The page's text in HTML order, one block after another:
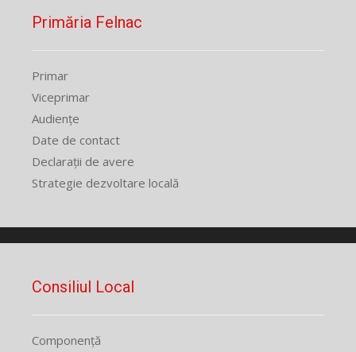
Primăria Felnac
Primar
Viceprimar
Audiențe
Date de contact
Declarații de avere
Strategie dezvoltare locală
Consiliul Local
Componență